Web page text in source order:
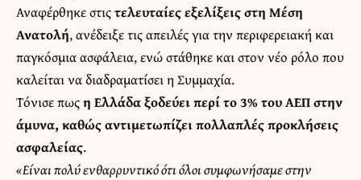
Αναφέρθηκε στιςτελευταίες εξελίξεις στη Μέση
Ανατολή, ανέδειξε τις απειλές για την περιφερειακή και
παγκόσμια ασφάλεια, ενώ στάθηκε και στον νέο ρόλο που
καλείται να διαδραματίσει η Συμμαχία.
Τόνισε πωςη Ελλάδα ξοδεύει περί το 3% του ΑΕΠ στην
άμυνα, καθώς αντιμετωπίζει πολλαπλές προκλήσεις
ασφαλείας.
«Είναι πολύ ενθαρρυντικό ότι όλοι συμφωνήσαμε στην